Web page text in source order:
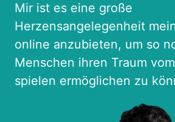
Mir ist es eine große
Herzensangelegenheit
online anzubieten, um so
Menschen ihren Traum
spielen ermöglichen zu